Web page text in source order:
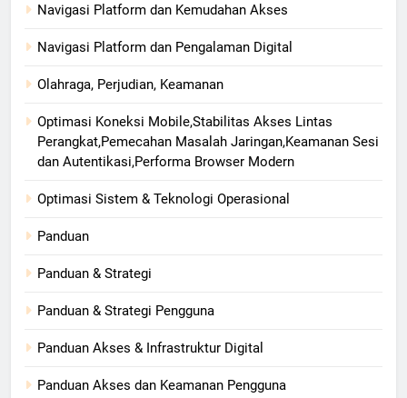
Navigasi Platform dan Kemudahan Akses
Navigasi Platform dan Pengalaman Digital
Olahraga, Perjudian, Keamanan
Optimasi Koneksi Mobile,Stabilitas Akses Lintas
Perangkat,Pemecahan Masalah Jaringan,Keamanan Sesi
dan Autentikasi,Performa Browser Modern
Optimasi Sistem & Teknologi Operasional
Panduan
Panduan & Strategi
Panduan & Strategi Pengguna
Panduan Akses & Infrastruktur Digital
Panduan Akses dan Keamanan Pengguna